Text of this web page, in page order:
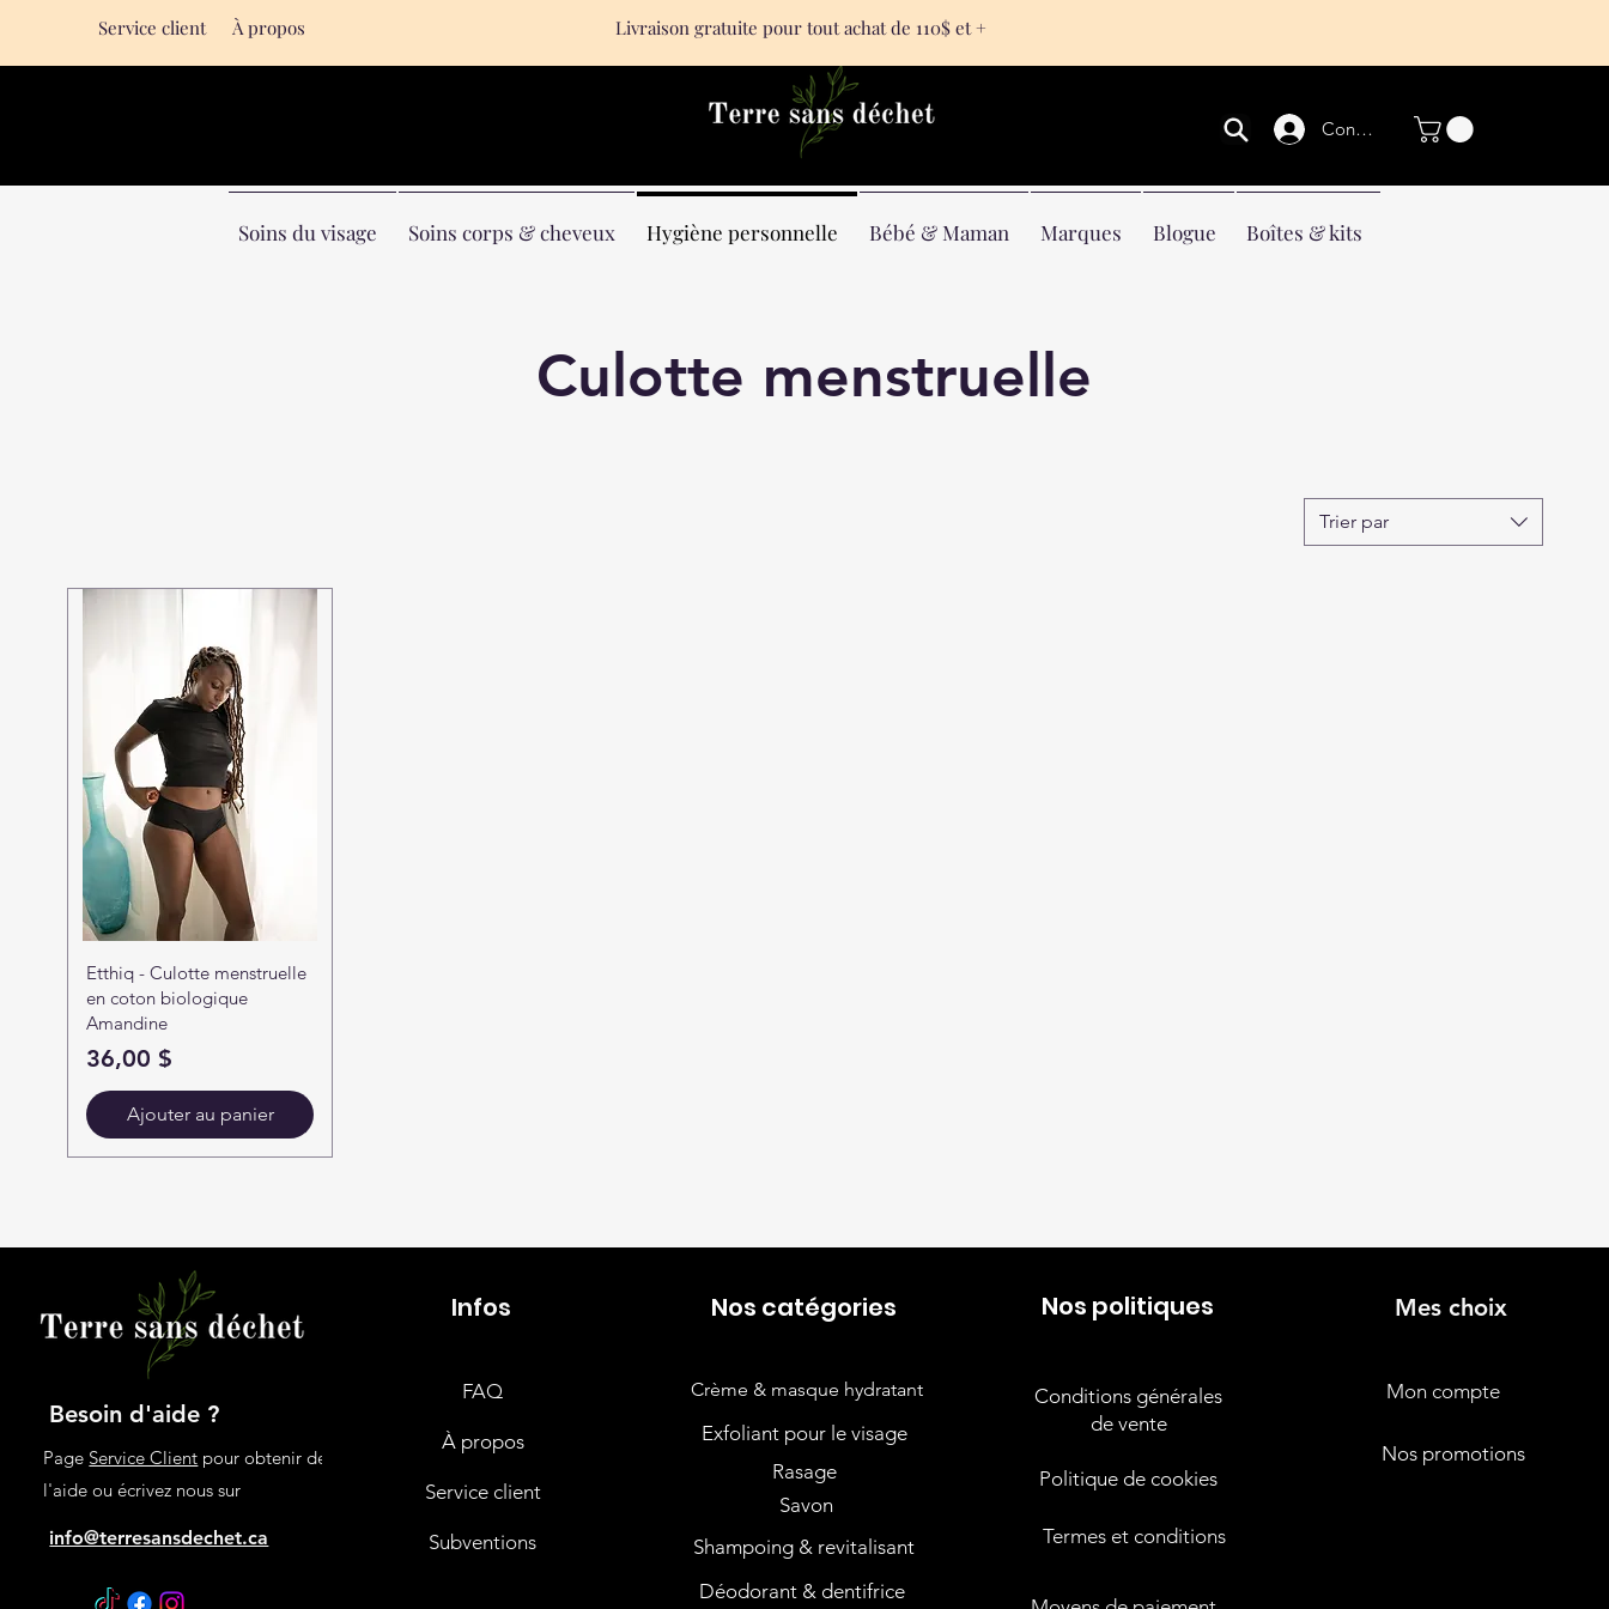
Service client À propos Livraison gratuite pour tout achat de 110$ et +
Connexion
Soins du visage Soins corps & cheveux Hygiène personnelle Bébé & Maman Marques Blogue Boîtes & kits
Culotte menstruelle
Trier par
Etthiq - Culotte menstruelle
en coton biologique
Amandine
Prix
36,00 $
Ajouter au panier
Besoin d'aide ?
Page Service Client pour obtenir de
l'aide ou écrivez nous sur
info@terresansdechet.ca
Infos
FAQ
À propos
Service client
Subventions
Nos catégories
Crème & masque hydratant
Exfoliant pour le visage
Rasage
Savon
Shampoing & revitalisant
Déodorant & dentifrice
Nos politiques
Conditions générales
de vente
Politique de cookies
Termes et conditions
Mes choix
Mon compte
Nos promotions